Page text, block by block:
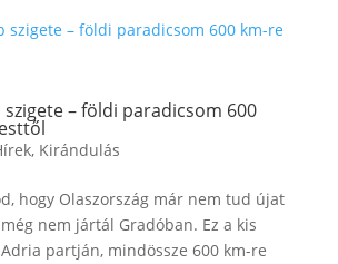
szigete – földi paradicsom 600
, Kirándulás
hogy Olaszország már nem tud újat
nem jártál Gradóban. Ez a kis
partján, mindössze 600 km-re